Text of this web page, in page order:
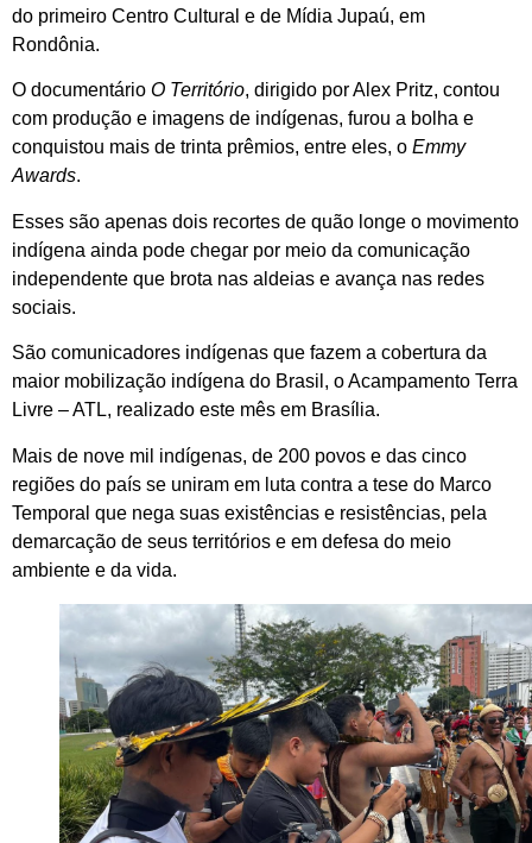
do primeiro Centro Cultural e de Mídia Jupaú, em
Rondônia.
O documentário O Território, dirigido por Alex Pritz, contou
com produção e imagens de indígenas, furou a bolha e
conquistou mais de trinta prêmios, entre eles, o Emmy
Awards.
Esses são apenas dois recortes de quão longe o movimento
indígena ainda pode chegar por meio da comunicação
independente que brota nas aldeias e avança nas redes
sociais.
São comunicadores indígenas que fazem a cobertura da
maior mobilização indígena do Brasil, o Acampamento Terra
Livre – ATL, realizado este mês em Brasília.
Mais de nove mil indígenas, de 200 povos e das cinco
regiões do país se uniram em luta contra a tese do Marco
Temporal que nega suas existências e resistências, pela
demarcação de seus territórios e em defesa do meio
ambiente e da vida.